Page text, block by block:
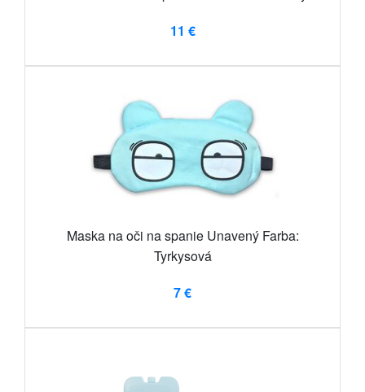
11 €
Maska na oči na spanie Unavený Farba:
Tyrkysová
7 €